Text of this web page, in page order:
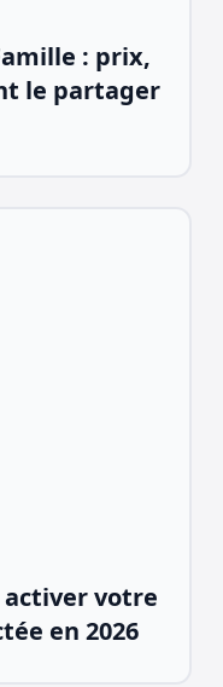
: prix,
le partager
votre
en 2026